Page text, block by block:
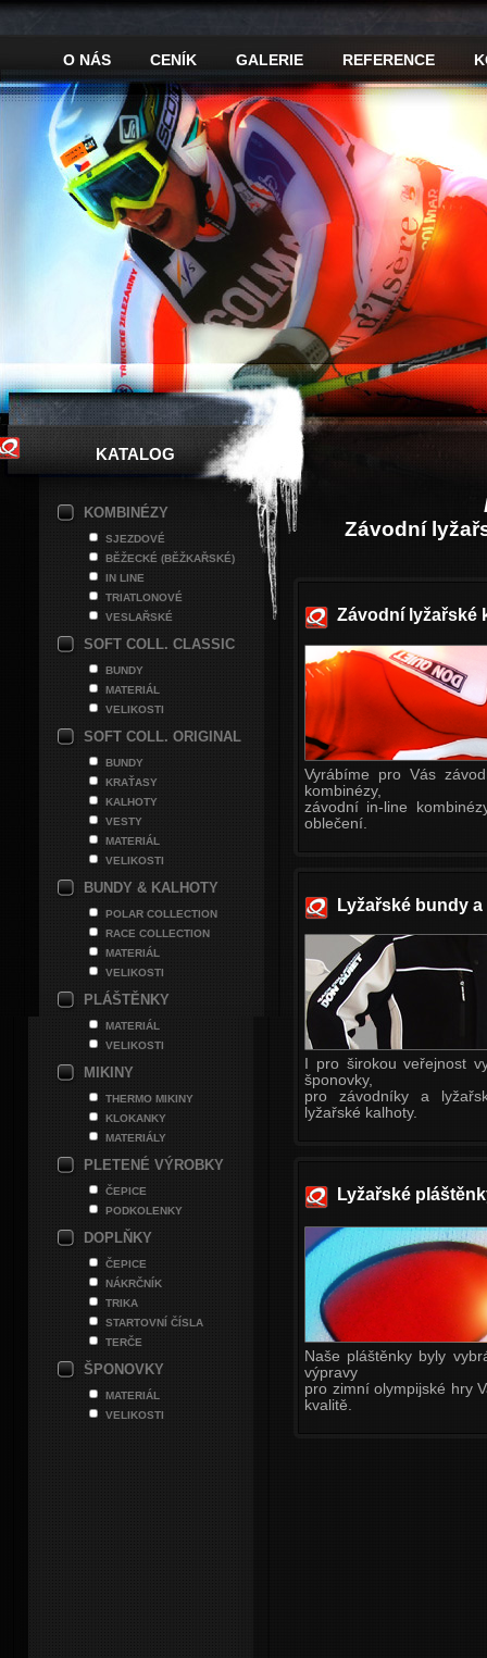
O NÁS CENÍK GALERIE REFERENCE
KATALOG
KOMBINÉZY
SJEZDOVÉ
BĚŽECKÉ (BĚŽKAŘSKÉ)
IN LINE
TRIATLONOVÉ
VESLAŘSKÉ
SOFT COLL. CLASSIC
BUNDY
MATERIÁL
VELIKOSTI
SOFT COLL. ORIGINAL
BUNDY
KRAŤASY
KALHOTY
VESTY
MATERIÁL
VELIKOSTI
BUNDY & KALHOTY
POLAR COLLECTION
RACE COLLECTION
MATERIÁL
VELIKOSTI
PLÁŠTĚNKY
MATERIÁL
VELIKOSTI
MIKINY
THERMO MIKINY
KLOKANKY
MATERIÁLY
PLETENÉ VÝROBKY
ČEPICE
PODKOLENKY
DOPLŇKY
ČEPICE
NÁKRČNÍK
TRIKA
STARTOVNÍ ČÍSLA
TERČE
ŠPONOVKY
MATERIÁL
VELIKOSTI
Závodní
Závodní lyžařské
Vyrábíme pro Vás
kombinézy,
závodní in-line
oblečení.
Lyžařské bundy
I pro širokou veřejnost
šponovky,
pro závodníky a
lyžařské kalhoty.
Lyžařské
Naše pláštěnky byly
výpravy
pro zimní olympijské hry
kvalitě.